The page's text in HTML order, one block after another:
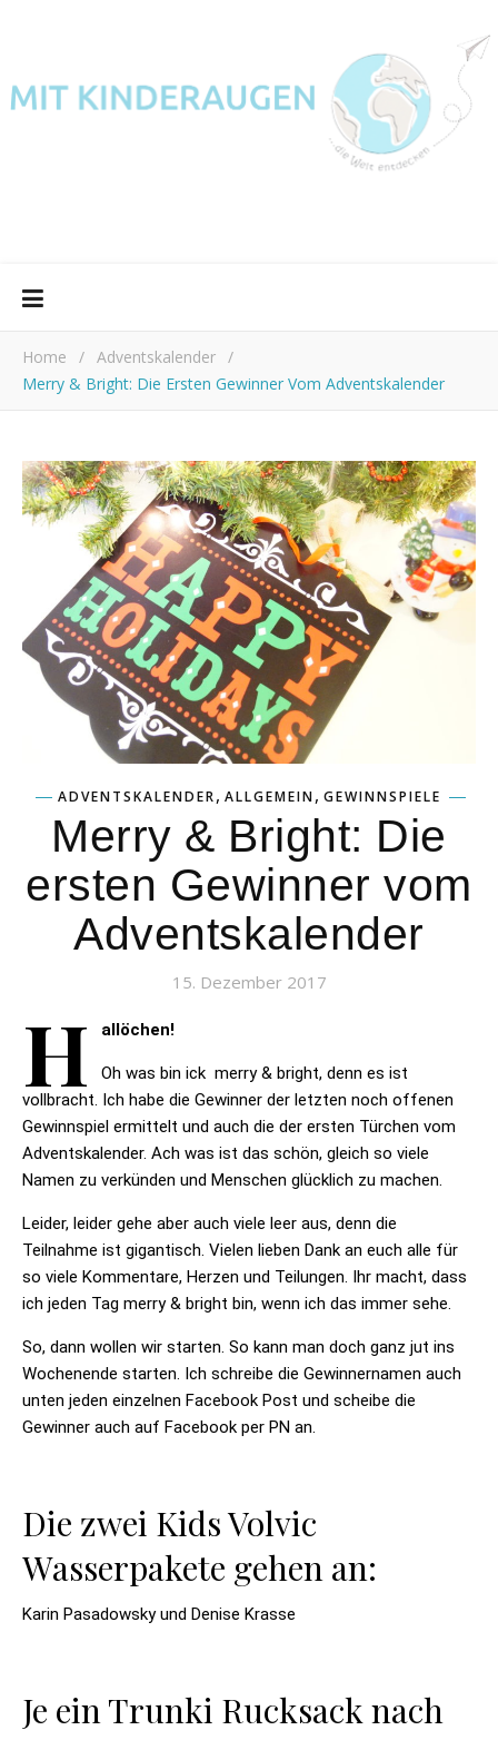
Home / Adventskalender /
Merry & Bright: Die Ersten Gewinner Vom Adventskalender
ADVENTSKALENDER, ALLGEMEIN, GEWINNSPIELE
Merry & Bright: Die
ersten Gewinner vom
Adventskalender
15. Dezember 2017
H allöchen!
Oh was bin ick merry & bright, denn es ist
vollbracht. Ich habe die Gewinner der letzten noch offenen
Gewinnspiel ermittelt und auch die der ersten Türchen vom
Adventskalender. Ach was ist das schön, gleich so viele
Namen zu verkünden und Menschen glücklich zu machen.
Leider, leider gehe aber auch viele leer aus, denn die
Teilnahme ist gigantisch. Vielen lieben Dank an euch alle für
so viele Kommentare, Herzen und Teilungen. Ihr macht, dass
ich jeden Tag merry & bright bin, wenn ich das immer sehe.
So, dann wollen wir starten. So kann man doch ganz jut ins
Wochenende starten. Ich schreibe die Gewinnernamen auch
unten jeden einzelnen Facebook Post und scheibe die
Gewinner auch auf Facebook per PN an.
Die zwei Kids Volvic
Wasserpakete gehen an:
Karin Pasadowsky und Denise Krasse
Je ein Trunki Rucksack nach